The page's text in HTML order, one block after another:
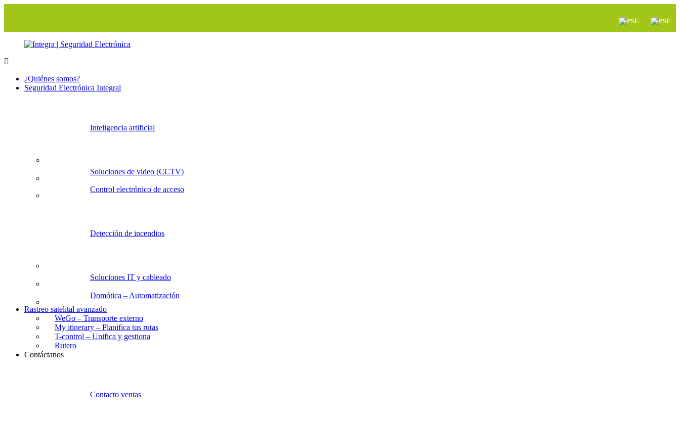
Seguridad
tecnológicas
¿Quiénes somos?
Seguridad Electrónica Integral
Inteligencia artificial
Soluciones de video (CCTV)
Control electrónico de acceso
Detección de incendios
Soluciones IT y cableado
Domótica – Automatización
Rastreo satelital avanzado
WeGo – Transporte externo
My itinerary – Planifica tus rutas
T-control – Unifica y gestiona
Rutero
Contáctanos
Contacto ventas